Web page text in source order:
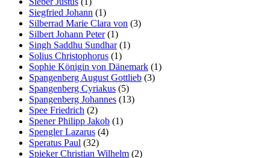
Siegfried Johann (1)
Silberrad Marie Clara von (3)
Silbert Johann Peter(1)
Singh Saddhu Sundhar(1)
Solius Christophorus (1)
Sophie Königin von Dänemark (1)
Spangenberg August Gottlieb (3)
Spangenberg Cyriakus (5)
Spangenberg Johannes (13)
Spee Friedrich (2)
Spener Philipp Jakob (1)
Spengler Lazarus (4)
Speratus Paul (32)
Spieker Christian Wilhelm (2)